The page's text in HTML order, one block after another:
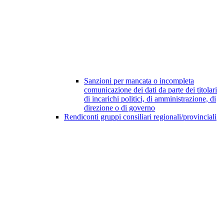
Sanzioni per mancata o incompleta
comunicazione dei dati da parte dei titolari
di incarichi politici, di amministrazione, di
direzione o di governo
Rendiconti gruppi consiliari regionali/provinciali